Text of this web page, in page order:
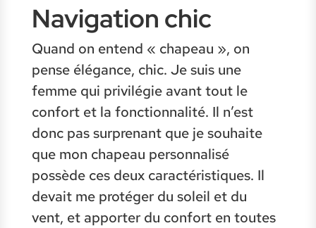
Navigation chic
Quand on entend « chapeau », on
pense élégance, chic. Je suis une
femme qui privilégie avant tout le
confort et la fonctionnalité. Il n’est
donc pas surprenant que je souhaite
que mon chapeau personnalisé
possède ces deux caractéristiques. Il
devait me protéger du soleil et du
vent, et apporter du confort en toutes